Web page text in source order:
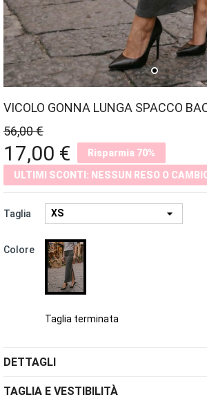
VICOLO GONNA LUNGA SPACCO
56,00 €
17,00 €
Risparmia 70%
ULTIMI SCONTI: NESSUN RESO O
Taglia
Colore GRIGIO
Taglia terminata
DETTAGLI
TAGLIA E VESTIBILITÀ